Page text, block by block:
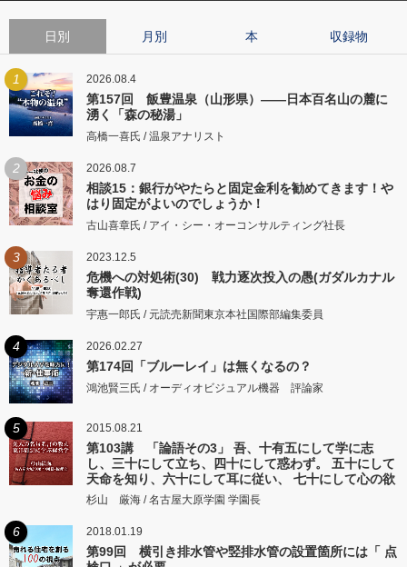
日別 月別 本 収録物
1 2026.08.4
第157回 飯豊温泉（山形県）――日本百名山の麓に
湧く「森の秘湯」
高橋一喜氏 / 温泉アナリスト
2 2026.08.7
相談15：銀行がやたらと固定金利を勧めてきます！や
はり固定がよいのでしょうか！
古山喜章氏 / アイ・シー・オーコンサルティング社長
3 2023.12.5
危機への対処術(30) 戦力逐次投入の愚(ガダルカナル
奪還作戦)
宇惠一郎氏 / 元読売新聞東京本社国際部編集委員
4 2026.02.27
第174回「ブルーレイ」は無くなるの？
鴻池賢三氏 / オーディオビジュアル機器 評論家
5 2015.08.21
第103講 「論語その3」 吾、十有五にして学に志
し、三十にして立ち、四十にして惑わず。 五十にして
天命を知り、六十にして耳に従い、 七十にして心の欲
するところに従いて矩をこえず。
杉山 厳海 / 名古屋大原学園 学園長
6 2018.01.19
第99回 横引き排水管や竪排水管の設置箇所には「 点